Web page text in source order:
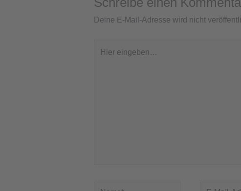
Deine E-Mail-Adresse wird nicht
Name* E-